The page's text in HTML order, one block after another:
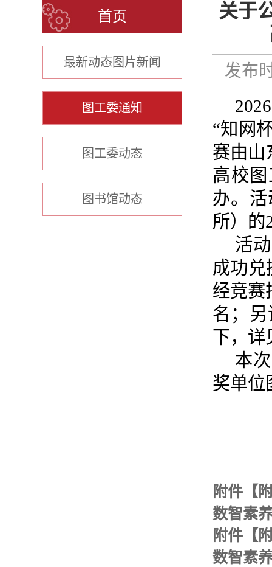
首页
最新动态图片新闻
图工委通知
图工委动态
图书馆动态
关于
发布
2026
“知网
赛由山
高校
办。
所）的
活
成功兑
经竞赛
名；
下，详
本
奖单位
附件【
数智素
附件【
数智素